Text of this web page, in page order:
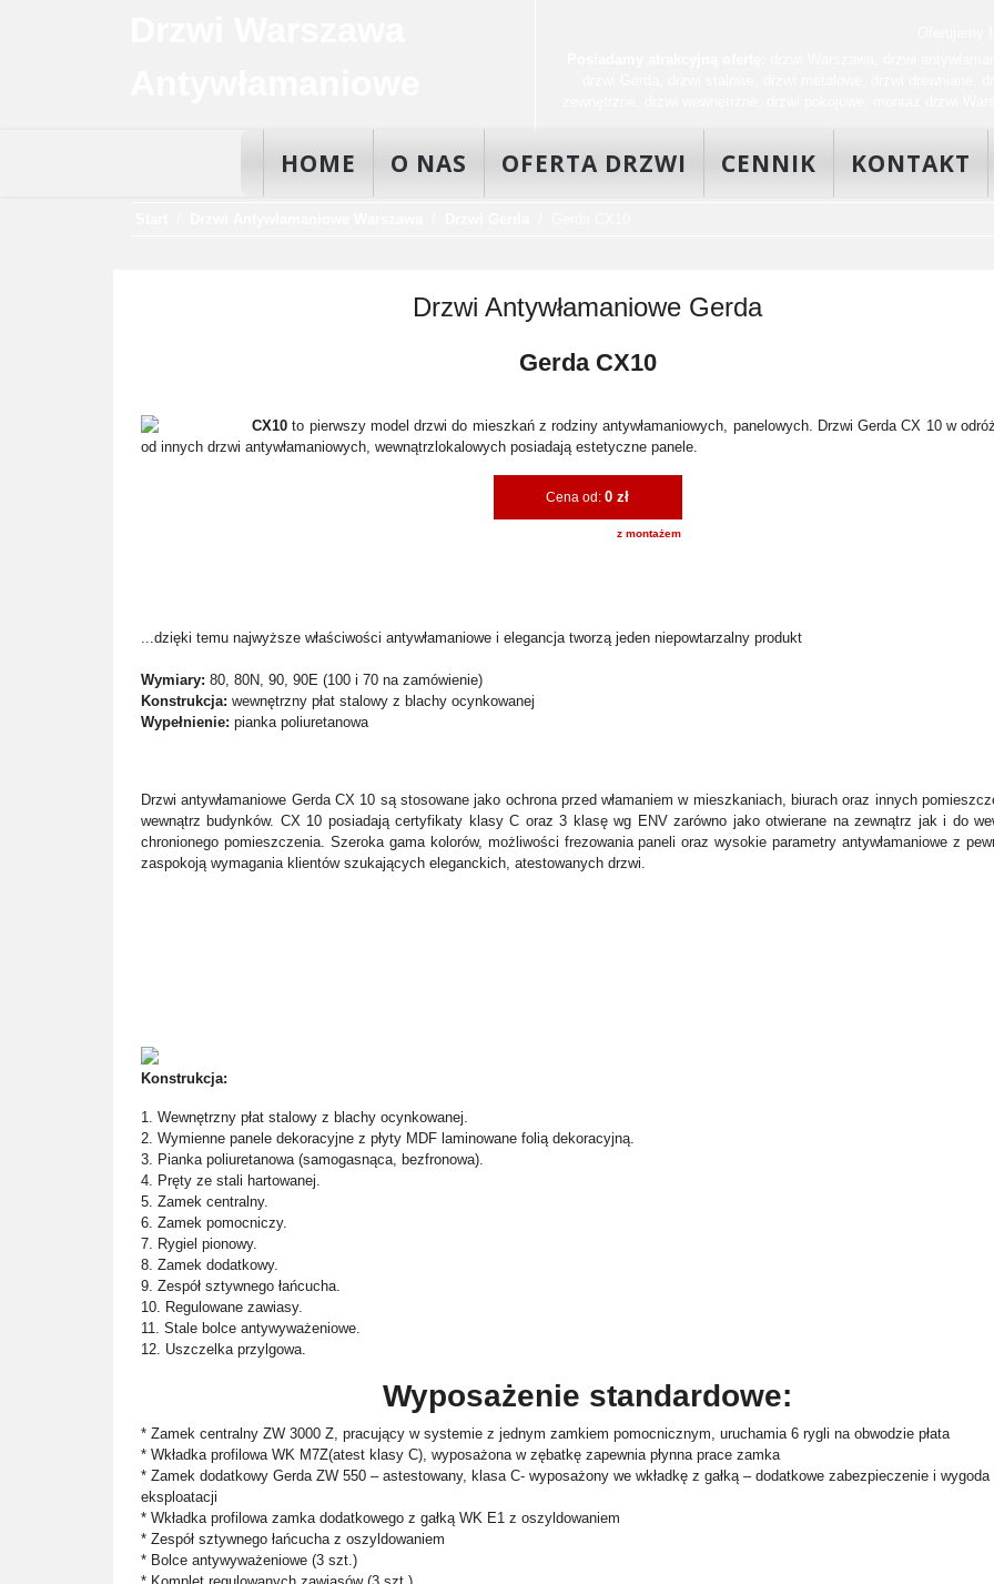
Oferujemy
HOME O NAS OFERTA DRZWI CENNIK KONTAKT
Drzwi Antywłamaniowe Gerda
Gerda CX10
CX10 to pierwszy model drzwi do mieszkań z rodziny antywłamaniowych, panelowych. Drzwi Gerda CX 10 w
od innych drzwi antywłamaniowych, wewnątrzlokalowych posiadają estetyczne panele.
Cena od: 0 zł
z montażem
...dzięki temu najwyższe właściwości antywłamaniowe i elegancja tworzą jeden niepowtarzalny produkt
Wymiary: 80, 80N, 90, 90E (100 i 70 na zamówienie)
Konstrukcja: wewnętrzny płat stalowy z blachy ocynkowanej
Wypełnienie: pianka poliuretanowa
Drzwi antywłamaniowe Gerda CX 10 są stosowane jako ochrona przed włamaniem w mieszkaniach, biurach oraz innych
wewnątrz budynków. CX 10 posiadają certyfikaty klasy C oraz 3 klasę wg ENV zarówno jako otwierane na zewnątrz jak i do
chronionego pomieszczenia. Szeroka gama kolorów, możliwości frezowania paneli oraz wysokie parametry antywłamaniowe z
zaspokoją wymagania klientów szukających eleganckich, atestowanych drzwi.
Konstrukcja:
1. Wewnętrzny płat stalowy z blachy ocynkowanej.
2. Wymienne panele dekoracyjne z płyty MDF laminowane folią dekoracyjną.
3. Pianka poliuretanowa (samogasnąca, bezfronowa).
4. Pręty ze stali hartowanej.
5. Zamek centralny.
6. Zamek pomocniczy.
7. Rygiel pionowy.
8. Zamek dodatkowy.
9. Zespół sztywnego łańcucha.
10. Regulowane zawiasy.
11. Stale bolce antywyważeniowe.
12. Uszczelka przylgowa.
Wyposażenie standardowe:
* Zamek centralny ZW 3000 Z, pracujący w systemie z jednym zamkiem pomocnicznym, uruchamia 6 rygli na obwodzie płata
* Wkładka profilowa WK M7Z(atest klasy C), wyposażona w zębatkę zapewnia płynna prace zamka
* Zamek dodatkowy Gerda ZW 550 – astestowany, klasa C- wyposażony we wkładkę z gałką – dodatkowe zabezpieczenie i wygoda
eksploatacji
* Wkładka profilowa zamka dodatkowego z gałką WK E1 z oszyldowaniem
* Zespół sztywnego łańcucha z oszyldowaniem
* Bolce antywyważeniowe (3 szt.)